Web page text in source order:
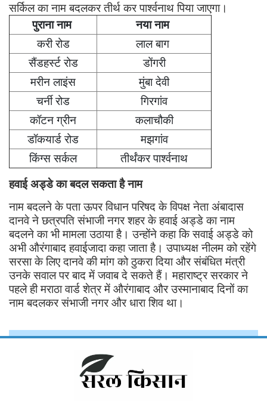
सर्किल का नाम बदलकर तीर्थ कर पार्श्वनाथ पिया जाएगा।
पुराना नाम
नया नाम
करी रोड
लाल बाग
सैंडहर्स्ट रोड
डोंगरी
मरीन लाइंस
मुंबा देवी
चर्नी रोड
गिरगांव
कॉटन ग्रीन
कलाचौकी
डॉकयार्ड रोड
मझगांव
किंग्स सर्कल
तीर्थंकर पार्श्वनाथ
हवाई अड्डे का बदल सकता है नाम
नाम बदलने के पता ऊपर विधान परिषद के विपक्ष नेता अंबादास
दानवे ने छत्रपति संभाजी नगर शहर के हवाई अड्डे का नाम
बदलने का भी मामला उठाया है। उन्होंने कहा कि सवाई अड्डे को
अभी औरंगाबाद हवाईजादा कहा जाता है। उपाध्यक्ष नीलम को रहेंगे
सरसा के लिए दानवे की मांग को ठुकरा दिया और संबंधित मंत्री
उनके सवाल पर बाद में जवाब दे सकते हैं। महाराष्ट्र सरकार ने
पहले ही मराठा वार्ड शेत्र में औरंगाबाद और उस्मानाबाद दिनों का
नाम बदलकर संभाजी नगर और धारा शिव था।